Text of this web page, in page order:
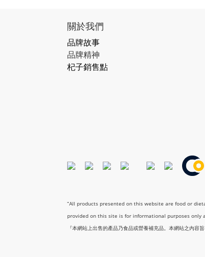
關於我們
品牌故事
品牌精神
杞子銷售點
“All products presented on this website are food or
provided on this site is for informational purposes
『本網站上出售的產品乃食品或營養補充品。本網站之內容